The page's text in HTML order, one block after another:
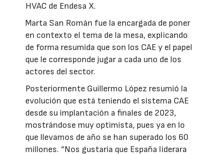
HVAC de Endesa X.
Marta San Román fue la encargada de poner
en contexto el tema de la mesa, explicando
de forma resumida que son los CAE y el papel
que le corresponde jugar a cada uno de los
actores del sector.
Posteriormente Guillermo López resumió la
evolución que está teniendo el sistema CAE
desde su implantación a finales de 2023,
mostrándose muy optimista, pues ya en lo
que llevamos de año se han superado los 60
millones. “Nos gustaría que España liderara